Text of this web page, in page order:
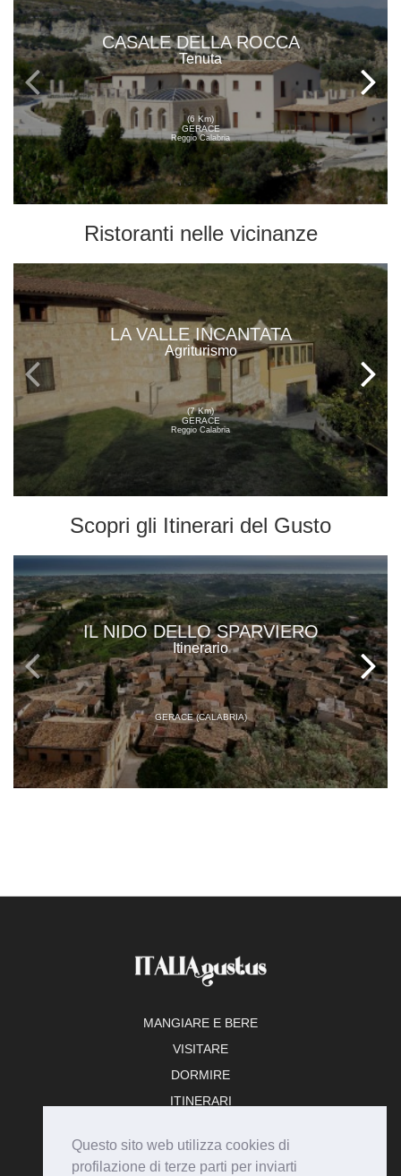
Questo sito web utilizza cookies di
profilazione di terze parti per inviarti
CASALE DELLA ROCCA
Tenuta
(6 Km)
GERACE
Reggio Calabria
Ristoranti nelle vicinanze
LA VALLE INCANTATA
Agriturismo
(7 Km)
GERACE
Reggio Calabria
Scopri gli Itinerari del Gusto
IL NIDO DELLO SPARVIERO
Itinerario
GERACE (CALABRIA)
MANGIARE E BERE
VISITARE
DORMIRE
ITINERARI
ADERISCI